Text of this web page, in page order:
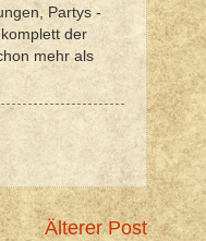
Partys -
der
mehr als
Älterer Post